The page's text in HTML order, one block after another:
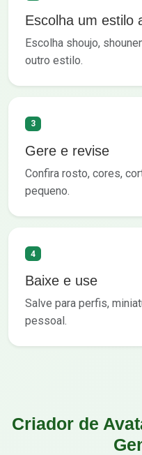
Escolha um estilo
Escolha shoujo,
outro estilo.
3
Gere e revise
Confira rosto, cores,
pequeno.
4
Baixe e use
Salve para perfis,
pessoal.
Criador de